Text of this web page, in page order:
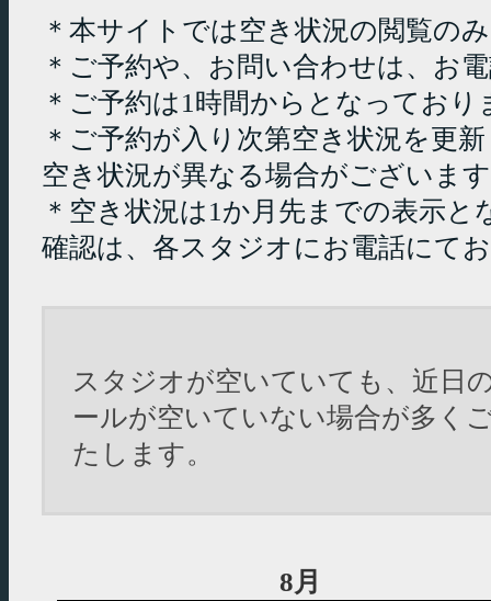
＊本サイトでは空き状況の閲覧の
＊ご予約や、お問い合わせは、お
＊ご予約は1時間からとなっており
＊ご予約が入り次第空き状況を更
空き状況が異なる場合がございま
＊空き状況は1か月先までの表示
確認は、各スタジオにお電話にて
スタジオが空いていても、近日
ールが空いていない場合が多く
たします。
8月